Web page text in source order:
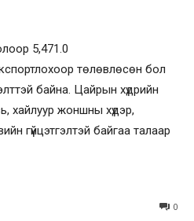
5,471.0
төлөвлөсөн бол
байна. Цайрын хүдрийн
хайлуур жоншны хүдэр,
гүйцэтгэлтэй байгаа талаар
0